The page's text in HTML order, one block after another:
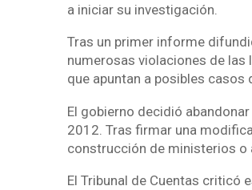
a iniciar su investigación.
Tras un primer informe
numerosas violaciones de
que apuntan a posibles
El gobierno decidió
2012. Tras firmar una
construcción de ministerios o
El Tribunal de Cuentas criticó